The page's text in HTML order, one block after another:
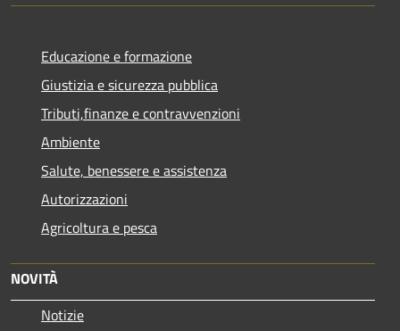
Educazione e formazione
Giustizia e sicurezza pubblica
Tributi,finanze e contravvenzioni
Ambiente
Salute, benessere e assistenza
Autorizzazioni
Agricoltura e pesca
NOVITÀ
Notizie